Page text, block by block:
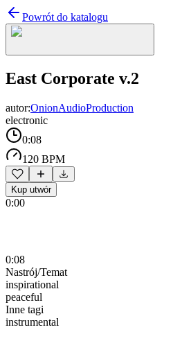
Powrót do katalogu
East Corporate v.2
autor:OnionAudioProduction
electronic
0:08
120 BPM
Kup utwór
0:00
0:08
Nastrój/Temat
inspirational
peaceful
Inne tagi
instrumental